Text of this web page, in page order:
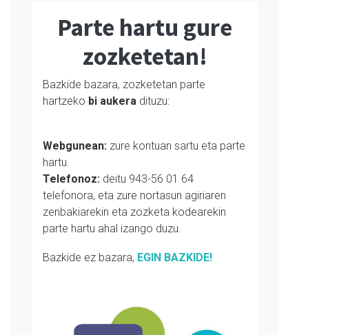
Parte hartu gure
zozketetan!
Bazkide bazara, zozketetan parte
hartzeko bi aukera dituzu:
Webgunean: zure kontuan sartu eta parte
hartu.
Telefonoz: deitu 943-56 01 64
telefonora, eta zure nortasun agiriaren
zenbakiarekin eta zozketa kodearekin
parte hartu ahal izango duzu.
Bazkide ez bazara, EGIN BAZKIDE!